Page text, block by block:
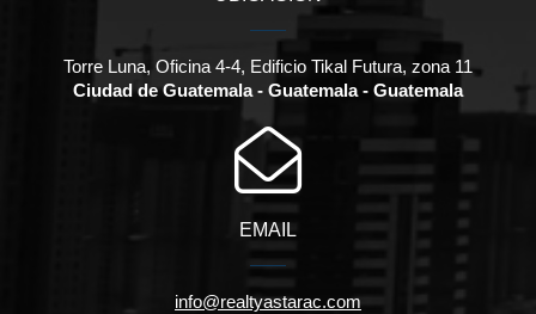
Torre Luna, Oficina 4-4, Edificio Tikal Futura, zona 11
Ciudad de Guatemala - Guatemala - Guatemala
EMAIL
info@realtyastarac.com